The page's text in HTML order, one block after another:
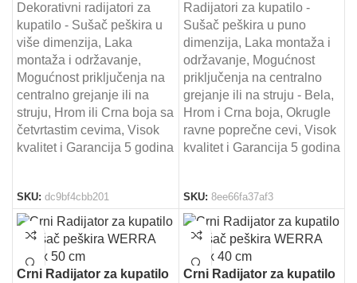
Dekorativni radijatori za
kupatilo - Sušač peškira u
više dimenzija, Laka
montaža i održavanje,
Mogućnost priključenja na
centralno grejanje ili na
struju, Hrom ili Crna boja sa
četvrtastim cevima, Visok
kvalitet i Garancija 5 godina
SKU: dc9bf4cbb201
Radijatori za kupatilo -
Sušač peškira u puno
dimenzija, Laka montaža i
održavanje, Mogućnost
priključenja na centralno
grejanje ili na struju - Bela,
Hrom i Crna boja, Okrugle
ravne poprečne cevi, Visok
kvalitet i Garancija 5 godina
SKU: 8ee66fa37af3
Crni Radijator za kupatilo
Crni Radijator za kupatilo